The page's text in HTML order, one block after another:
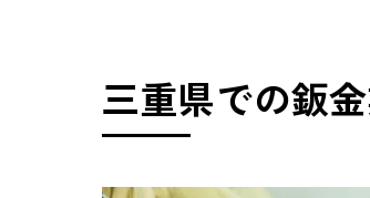
三重県での鈑